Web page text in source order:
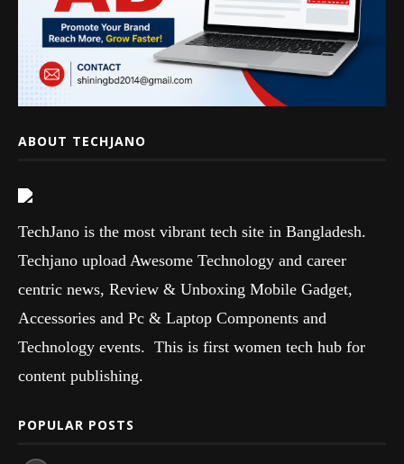
ABOUT TECHJANO
TechJano is the most vibrant tech site in Bangladesh.
Techjano upload Awesome Technology and career
centric news, Review & Unboxing Mobile Gadget,
Accessories and Pc & Laptop Components and
Technology events. This is first women tech hub for
content publishing.
POPULAR POSTS